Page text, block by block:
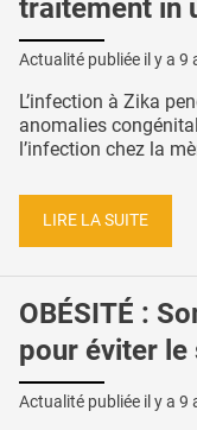
traitement in
Actualité publiée il y a 9
L’infection à Zika
anomalies
l’infection chez la
LIRE LA SUITE
OBÉSITÉ :
pour éviter le
Actualité publiée il y a 9